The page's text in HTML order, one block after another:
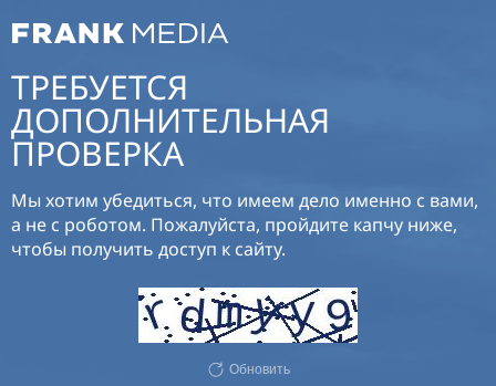
ТРЕБУЕТСЯ
ДОПОЛНИТЕЛЬНАЯ
ПРОВЕРКА
Мы хотим убедиться, что имеем дело именно с вами,
а не с роботом. Пожалуйста, пройдите капчу ниже,
чтобы получить доступ к сайту.
Обновить